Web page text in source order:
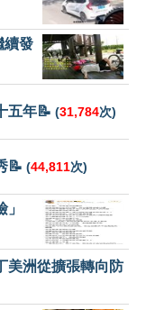
續發
五年📝 (31,784次)
📝 (44,811次)
美洲從擴張轉向防